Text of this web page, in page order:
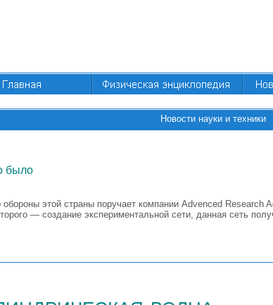
Новости науки и техники
было
этой страны поручает компании Advenced Research
— создание экспериментальной сети, данная сеть